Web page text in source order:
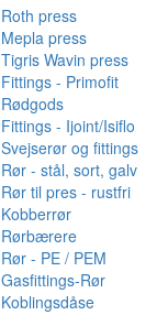
Roth press
Mepla press
Tigris Wavin press
Fittings - Primofit
Rødgods
Fittings - Ijoint/Isiflo
Svejserør og fittings
Rør - stål, sort, galv
Rør til pres - rustfri
Kobberrør
Rørbærere
Rør - PE / PEM
Gasfittings-Rør
Koblingsdåse